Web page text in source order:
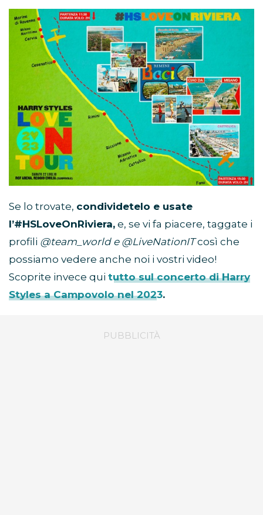
Se lo trovate, condividetelo e usate
l’#HSLoveOnRiviera, e, se vi fa piacere, taggate i
profili @team_world e @LiveNationITcosì che
possiamo vedere anche noi i vostri video!
Scoprite invece qui tutto sul concerto di Harry
Styles a Campovolo nel 2023.